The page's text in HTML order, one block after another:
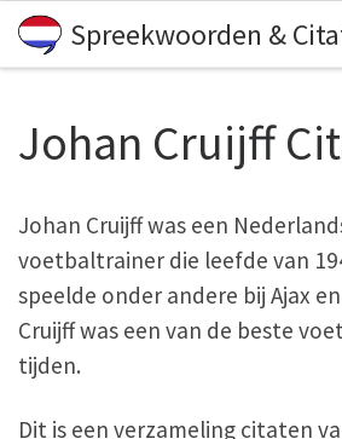
Skip to content
Spreekwoorden &
Johan Cruijff
Johan Cruijff was een
voetbaltrainer die leefde van
speelde onder andere bij Ajax
Cruijff was een van de beste
tijden.
Dit is een verzameling citaten